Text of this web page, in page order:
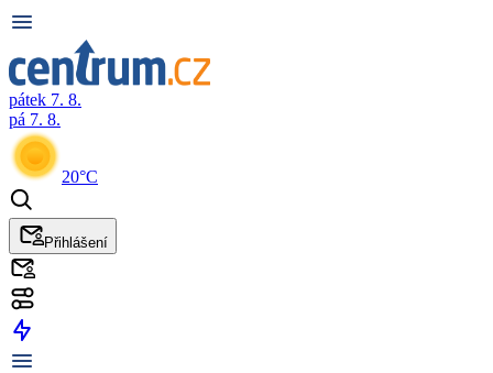
pátek 7. 8.
pá 7. 8.
20°C
Přihlášení